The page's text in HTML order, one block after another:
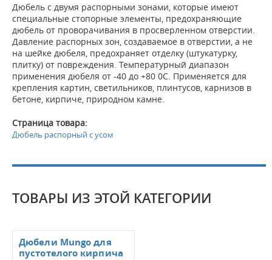
Дюбель с двумя распорными зонами, которые имеют
специальные стопорные элементы, предохраняющие
дюбель от проворачивания в просверленном отверстии.
Давление распорных зон, создаваемое в отверстии, а не
на шейке дюбеля, предохраняет отделку (штукатурку,
плитку) от повреждения. Температурный диапазон
применения дюбеля от -40 до +80 0С. Применяется для
крепления картин, светильников, плинтусов, карнизов в
бетоне, кирпиче, природном камне.
Страница товара:
Дюбель распорный с усом
ТОВАРЫ ИЗ ЭТОЙ КАТЕГОРИИ
Дюбели Mungo для
пустотелого кирпича